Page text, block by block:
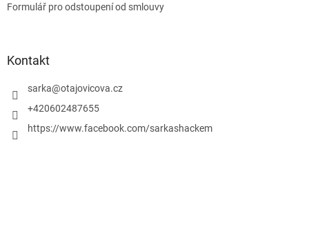
Formulář pro odstoupení od smlouvy
Kontakt
sarka@otajovicova.cz
+420602487655
https://www.facebook.com/sarkashackem